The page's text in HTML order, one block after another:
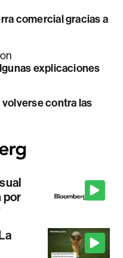
comercial gracias a
explicaciones
contra las
por